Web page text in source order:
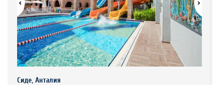
АВТОБУСИ ПОД НАЕМ
ЗА НАС
КОНТАКТИ
ОБЩИ УСЛОВИЯ ПАКЕТНИ
ПЪТУВАНИЯ
ПОЛИТИКА ЗА ПОВЕРИТЕЛНОСТ
Сиде, Анталия